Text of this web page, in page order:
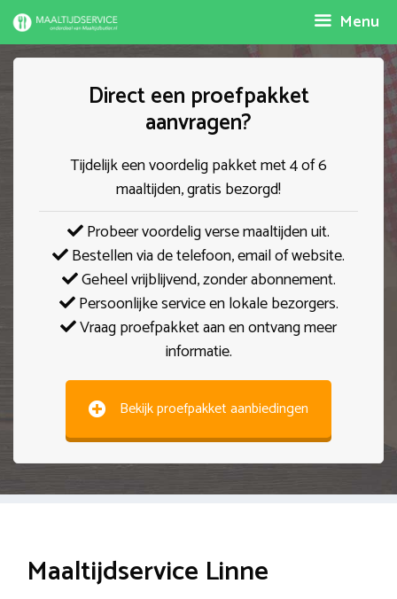
Spring
naar
inhoud
Menu
Direct een proefpakket
aanvragen?
Tijdelijk een voordelig pakket met 4 of 6
maaltijden, gratis bezorgd!
Probeer voordelig verse maaltijden uit.
Bestellen via de telefoon, email of website.
Geheel vrijblijvend, zonder abonnement.
Persoonlijke service en lokale bezorgers.
Vraag proefpakket aan en ontvang meer
informatie.
Bekijk proefpakket aanbiedingen
Maaltijdservice Linne